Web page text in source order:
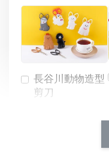
長谷川動物造型
剪刀